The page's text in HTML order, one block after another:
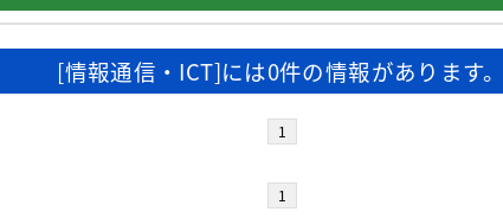
[情報通信・ICT]には0件の情報があります。
1
1